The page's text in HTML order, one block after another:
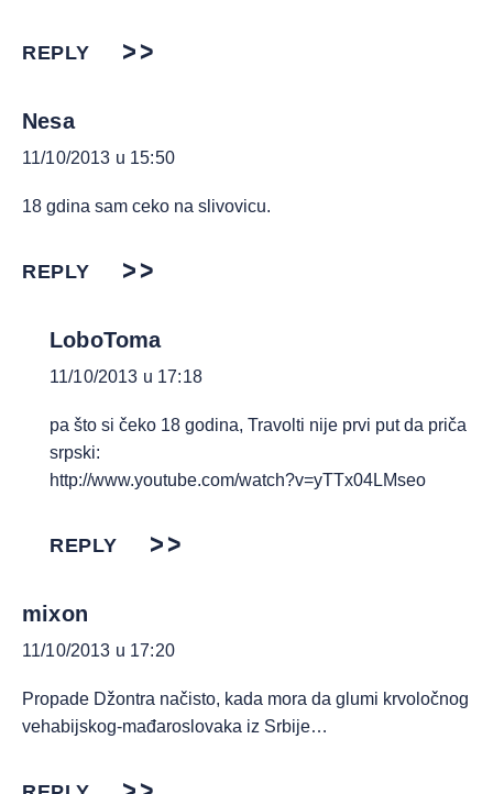
REPLY
Nesa
11/10/2013 u 15:50
18 gdina sam ceko na slivovicu.
REPLY
LoboToma
11/10/2013 u 17:18
pa što si čeko 18 godina, Travolti nije prvi put da priča
srpski:
http://www.youtube.com/watch?v=yTTx04LMseo
REPLY
mixon
11/10/2013 u 17:20
Propade Džontra načisto, kada mora da glumi krvoločnog
vehabijskog-mađaroslovaka iz Srbije…